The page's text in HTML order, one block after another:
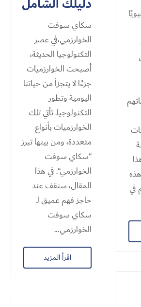
في
سكاي سوفت
الخوارزمي،في عصر
التكنولوجيا الحديثة،
أصبحت الخوارزميات
جزءًا لا يتجزأ من حياتنا
اليومية وتطور
التكنولوجيا. تأتي تلك
الخوارزميات بأنواع
متعددة، ومن بينها تبرز
“سكاي سوفت
الخوارزمي“. في هذا
المقال، سنقف عند
حاجز فهم عميق لـ
سكاي سوفت
الخوارزمي...
اقرأ المزيد